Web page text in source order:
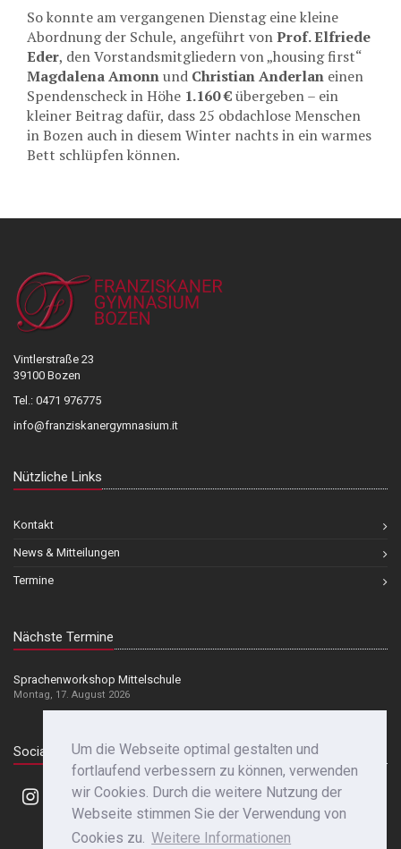
Um die Webseite optimal gestalten und
fortlaufend verbessern zu können, verwenden
wir Cookies. Durch die weitere Nutzung der
Webseite stimmen Sie der Verwendung von
Cookies zu. Weitere Informationen
So konnte am vergangenen Dienstag eine kleine
Abordnung der Schule, angeführt vonProf. Elfriede
Eder, den Vorstandsmitgliedern von „housing first“
Magdalena Amonnund Christian Anderlan einen
Spendenscheck in Höhe 1.160 €übergeben – ein
kleiner Beitrag dafür, dass 25 obdachlose Menschen
in Bozen auch in diesem Winter nachts in ein warmes
Bett schlüpfen können.
Vintlerstraße 23
39100 Bozen
Tel.: 0471 976775
info@franziskanergymnasium.it
Nützliche Links
Kontakt
News & Mitteilungen
Termine
Nächste Termine
Sprachenworkshop Mittelschule
Montag, 17. August 2026
Social Media